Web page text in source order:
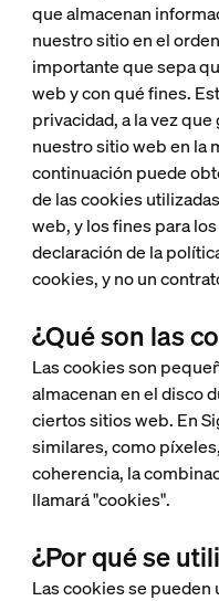
que almacenan
nuestro sitio en el
importante que sepa
web y con qué fines.
privacidad, a la vez
nuestro sitio web en la
continuación puede
de las cookies
web, y los fines para
declaración de la
cookies, y no un
¿Qué son las
Las cookies son
almacenan en el disco
ciertos sitios web. En
similares, como
coherencia, la
llamará "cookies".
¿Por qué se
Las cookies se